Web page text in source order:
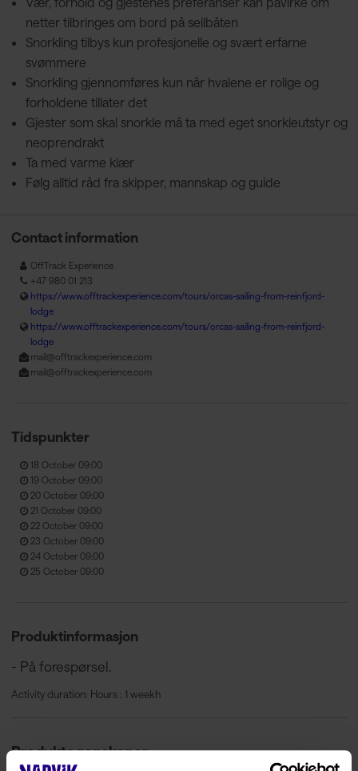
netter tilbringes om bord på seilbåten
Snorkling tilbys kun profesjonelle og svært erfarne
svømmere
Snorkling gjennomføres kun når hvalene er rolige og
forholdene tillater det
Gjester som skal snorkle må ta med eget snorkleutstyr og
neoprendrakt
Ta med varme klær
Følg alltid råd fra skipper, mannskap og guide
Contact information
OffTrack Experience
+47 980 01 213
https://www.offtrackexperience.com/tours/orcas-sailing-from-reinfjord-
lodge
https://www.offtrackexperience.com/tours/orcas-sailing-from-reinfjord-
lodge
mail@offtrackexperience.com
mail@offtrackexperience.com
Tidspunkter
18 October 09:00
19 October 09:00
20 October 09:00
21 October 09:00
22 October 09:00
23 October 09:00
24 October 09:00
25 October 09:00
Produktinformasjon
- På forespørsel.
Activity duration: Hours : 1 weekh
Produktegenskaper